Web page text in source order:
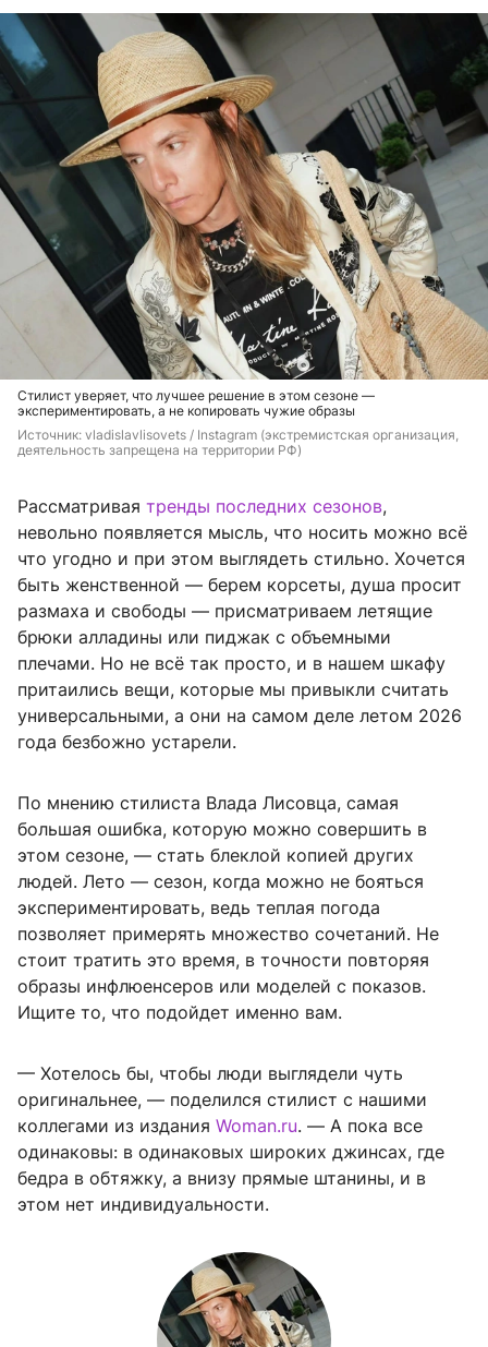
Стилист уверяет, что лучшее решение в этом сезоне —
экспериментировать, а не копировать чужие образы
Источник: vladislavlisovets / Instagram (экстремистская организация,
деятельность запрещена на территории РФ)
Рассматривая тренды последних сезонов,
невольно появляется мысль, что носить можно всё
что угодно и при этом выглядеть стильно. Хочется
быть женственной — берем корсеты, душа просит
размаха и свободы — присматриваем летящие
брюки алладины или пиджак с объемными
плечами. Но не всё так просто, и в нашем шкафу
притаились вещи, которые мы привыкли считать
универсальными, а они на самом деле летом 2026
года безбожно устарели.
По мнению стилиста Влада Лисовца, самая
большая ошибка, которую можно совершить в
этом сезоне, — стать блеклой копией других
людей. Лето — сезон, когда можно не бояться
экспериментировать, ведь теплая погода
позволяет примерять множество сочетаний. Не
стоит тратить это время, в точности повторяя
образы инфлюенсеров или моделей с показов.
Ищите то, что подойдет именно вам.
— Хотелось бы, чтобы люди выглядели чуть
оригинальнее, — поделился стилист с нашими
коллегами из издания Woman.ru. — А пока все
одинаковы: в одинаковых широких джинсах, где
бедра в обтяжку, а внизу прямые штанины, и в
этом нет индивидуальности.